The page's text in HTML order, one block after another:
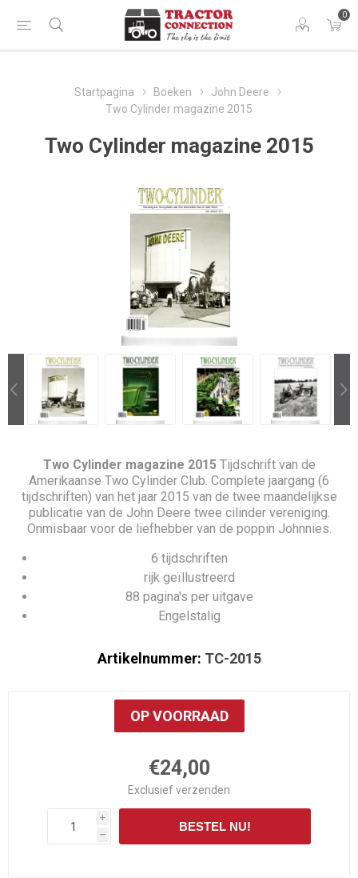
0
Startpagina Boeken
John Deere
Two Cylinder magazine 2015
Two Cylinder magazine 2015
Two Cylinder magazine 2015 Tijdschrift van de
Amerikaanse Two Cylinder Club. Complete jaargang (6
tijdschriften) van het jaar 2015 van de twee maandelijkse
publicatie van de John Deere twee cilinder vereniging.
Onmisbaar voor de liefhebber van de poppin Johnnies.
6 tijdschriften
rijk geïllustreerd
88 pagina's per uitgave
Engelstalig
Artikelnummer: TC-2015
OP VOORRAAD
€24,00
Exclusiefverzenden
i
h
BESTEL NU!